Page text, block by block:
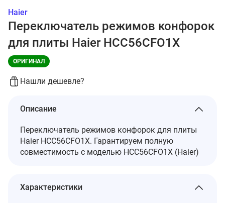
Haier
Переключатель режимов конфорок
для плиты Haier HCC56CFO1X
ОРИГИНАЛ
Нашли дешевле?
Описание
Переключатель режимов конфорок для плиты
Haier HCC56CFO1X. Гарантируем полную
совместимость с моделью HCC56CFO1X (Haier)
Характеристики